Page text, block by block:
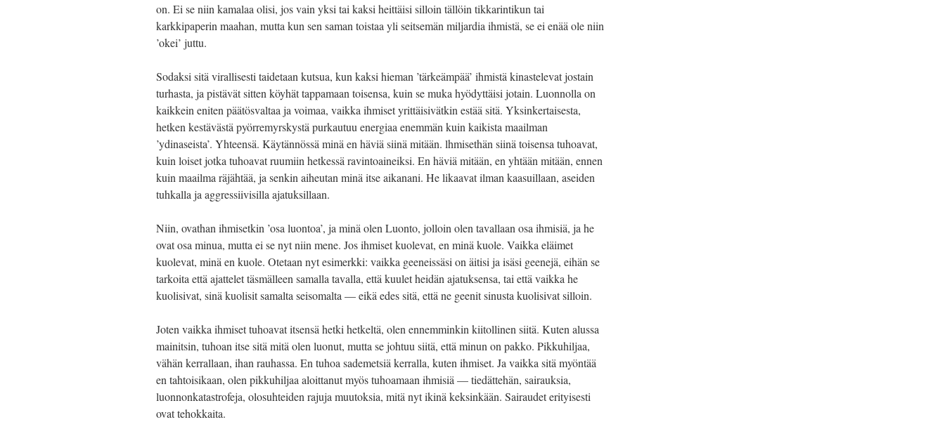
on. Ei se niin kamalaa olisi, jos vain yksi tai kaksi heittäisi silloin tällöin tikkarintikun tai
karkkipaperin maahan, mutta kun sen saman toistaa yli seitsemän miljardia ihmistä, se ei enää ole niin
’okei’ juttu.
Sodaksi sitä virallisesti taidetaan kutsua, kun kaksi hieman ’tärkeämpää’ ihmistä kinastelevat jostain
turhasta, ja pistävät sitten köyhät tappamaan toisensa, kuin se muka hyödyttäisi jotain. Luonnolla on
kaikkein eniten päätösvaltaa ja voimaa, vaikka ihmiset yrittäisivätkin estää sitä. Yksinkertaisesta,
hetken kestävästä pyörremyrskystä purkautuu energiaa enemmän kuin kaikista maailman
’ydinaseista’. Yhteensä. Käytännössä minä en häviä siinä mitään. lhmisethän siinä toisensa tuhoavat,
kuin loiset jotka tuhoavat ruumiin hetkessä ravintoaineiksi. En häviä mitään, en yhtään mitään, ennen
kuin maailma räjähtää, ja senkin aiheutan minä itse aikanani. He likaavat ilman kaasuillaan, aseiden
tuhkalla ja aggressiivisilla ajatuksillaan.
Niin, ovathan ihmisetkin ’osa luontoa’, ja minä olen Luonto, jolloin olen tavallaan osa ihmisiä, ja he
ovat osa minua, mutta ei se nyt niin mene. Jos ihmiset kuolevat, en minä kuole. Vaikka eläimet
kuolevat, minä en kuole. Otetaan nyt esimerkki: vaikka geeneissäsi on äitisi ja isäsi geenejä, eihän se
tarkoita että ajattelet täsmälleen samalla tavalla, että kuulet heidän ajatuksensa, tai että vaikka he
kuolisivat, sinä kuolisit samalta seisomalta — eikä edes sitä, että ne geenit sinusta kuolisivat silloin.
Joten vaikka ihmiset tuhoavat itsensä hetki hetkeltä, olen ennemminkin kiitollinen siitä. Kuten alussa
mainitsin, tuhoan itse sitä mitä olen luonut, mutta se johtuu siitä, että minun on pakko. Pikkuhiljaa,
vähän kerrallaan, ihan rauhassa. En tuhoa sademetsiä kerralla, kuten ihmiset. Ja vaikka sitä myöntää
en tahtoisikaan, olen pikkuhiljaa aloittanut myös tuhoamaan ihmisiä — tiedättehän, sairauksia,
luonnonkatastrofeja, olosuhteiden rajuja muutoksia, mitä nyt ikinä keksinkään. Sairaudet erityisesti
ovat tehokkaita.